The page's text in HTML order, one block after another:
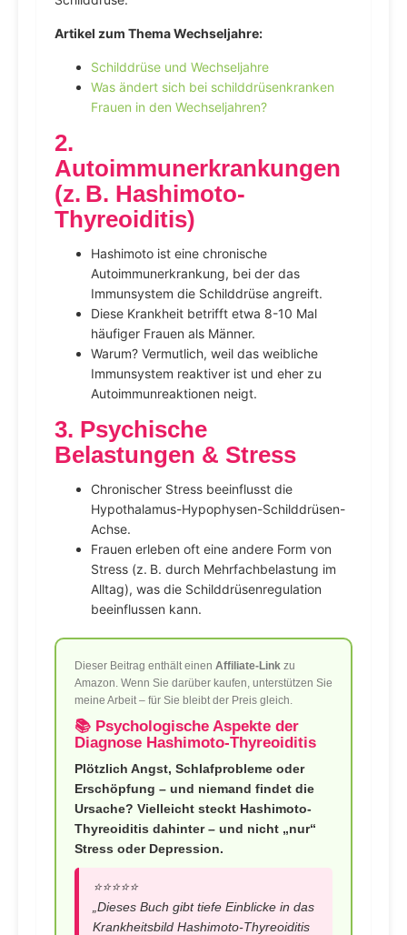
Artikel zum Thema Wechseljahre:
Schilddrüse und Wechseljahre
Was ändert sich bei schilddrüsenkranken
Frauen in den Wechseljahren?
2.
Autoimmunerkrankungen
(z. B. Hashimoto-
Thyreoiditis)
Hashimoto ist eine chronische
Autoimmunerkrankung, bei der das
Immunsystem die Schilddrüse angreift.
Diese Krankheit betrifft etwa 8-10 Mal
häufiger Frauen als Männer.
Warum? Vermutlich, weil das weibliche
Immunsystem reaktiver ist und eher zu
Autoimmunreaktionen neigt.
3. Psychische
Belastungen & Stress
Chronischer Stress beeinflusst die
Hypothalamus-Hypophysen-Schilddrüsen-
Achse.
Frauen erleben oft eine andere Form von
Stress (z. B. durch Mehrfachbelastung im
Alltag), was die Schilddrüsenregulation
beeinflussen kann.
Dieser Beitrag enthält einen Affiliate-Link zu
Amazon. Wenn Sie darüber kaufen, unterstützen Sie
meine Arbeit – für Sie bleibt der Preis gleich.
📚 Psychologische Aspekte der
Diagnose Hashimoto-Thyreoiditis
Plötzlich Angst, Schlafprobleme oder
Erschöpfung – und niemand findet die
Ursache? Vielleicht steckt Hashimoto-
Thyreoiditis dahinter – und nicht „nur“
Stress oder Depression.
⭐️⭐️⭐️⭐️⭐️
„Dieses Buch gibt tiefe Einblicke in das
Krankheitsbild Hashimoto-Thyreoiditis